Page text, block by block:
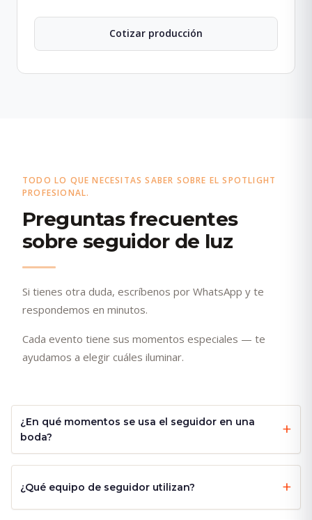
Cotizar producción
TODO LO QUE NECESITAS SABER SOBRE EL SPOTLIGHT
PROFESIONAL.
Preguntas frecuentes
sobre seguidor de luz
Si tienes otra duda, escríbenos por WhatsApp y te
respondemos en minutos.
Cada evento tiene sus momentos especiales — te
ayudamos a elegir cuáles iluminar.
¿En qué momentos se usa el seguidor en una
boda?
¿Qué equipo de seguidor utilizan?